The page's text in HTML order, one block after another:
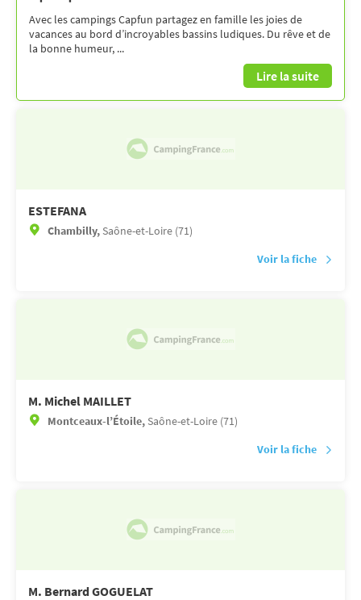
Avec les campings Capfun partagez en famille les joies de
vacances au bord d’incroyables bassins ludiques. Du rêve et de
la bonne humeur, ...
Lire la suite
ESTEFANA
Chambilly, Saône-et-Loire (71)
Voir la fiche
M. Michel MAILLET
Montceaux-l’Étoile, Saône-et-Loire (71)
Voir la fiche
M. Bernard GOGUELAT